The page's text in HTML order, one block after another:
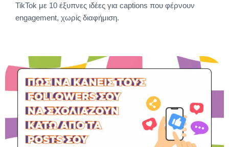
TikTok με 10 έξυπνες ιδέες για captions που φέρνουν
engagement, χωρίς διαφήμιση.